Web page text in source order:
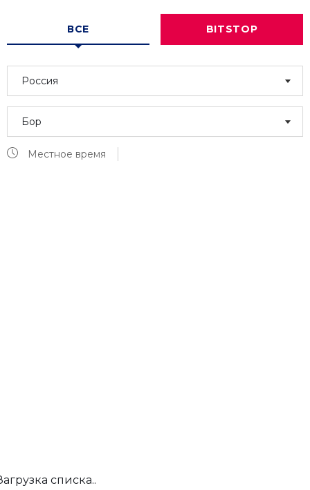
ВСЕ BITSTOP
Россия
Бор
Местное время
списка..